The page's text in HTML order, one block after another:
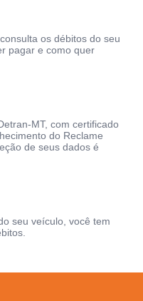
os débitos do seu
pagar e como quer
MT, com certificado
do Reclame
de seus dados é
seu veículo, você tem